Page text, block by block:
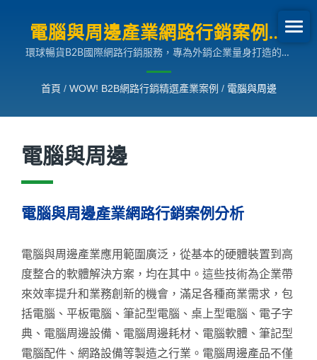
電腦與周邊產業網路行銷案例分
析 | B2B網路行銷SEO成長案例
環球暢貨B2B國際網路行銷服務，專為外銷企業量身打造的多
首頁 / WOW! B2B網路行銷精選產業案例 / 電腦與周邊
電腦與周邊
電腦與周邊產業網路行銷案例分析
電腦與周邊產業應用範圍廣泛，從基本的硬體裝置到高
度整合的軟體解決方案，均在其中。這些技術為企業帶
來效率提升和業務創新的機會，滿足各種商業需求，包
括電腦、平板電腦、筆記型電腦、桌上型電腦、電子字
典、電腦周邊設備、電腦周邊耗材、電腦軟體、筆記型
電腦配件、網路設備等製造之行業。電腦周邊產品不僅